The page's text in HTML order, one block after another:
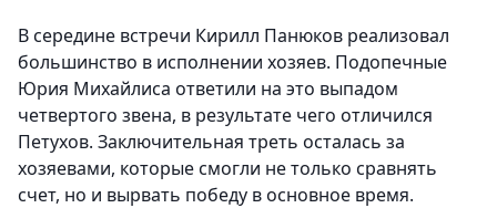
В середине встречи Кирилл Панюков реализовал
большинство в исполнении хозяев. Подопечные
Юрия Михайлиса ответили на это выпадом
четвертого звена, в результате чего отличился
Петухов. Заключительная треть осталась за
хозяевами, которые смогли не только сравнять
счет, но и вырвать победу в основное время.